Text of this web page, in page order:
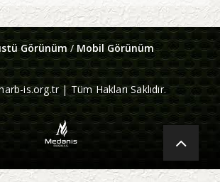
Görünüm/ Mobil Görünüm
is.org.tr | Tüm Hakları Saklıdır.